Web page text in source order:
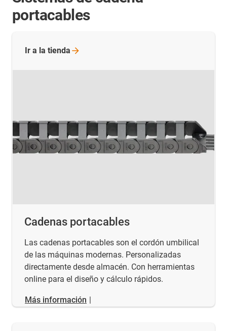
portacables
Cadenas portacables
Las cadenas portacables son el cordón umbilical
de las máquinas modernas. Personalizadas
directamente desde almacén. Con herramientas
online para el diseño y cálculo rápidos.
Más información |
Ir a la tienda